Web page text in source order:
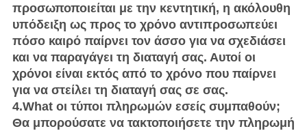
προσωποποιείται με την κεντητική, η ακόλουθη
υπόδειξη ως προς το χρόνο αντιπροσωπεύει
πόσο καιρό παίρνει τον άσσο για να σχεδιάσει
και να παραγάγει τη διαταγή σας. Αυτοί οι
χρόνοι είναι εκτός από το χρόνο που παίρνει
για να στείλει τη διαταγή σας σε σας.
4.What οι τύποι πληρωμών εσείς συμπαθούν;
Θα μπορούσατε να τακτοποιήσετε την πληρωμή